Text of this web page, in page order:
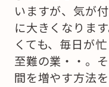
いますが、気が
に大きくなりま
くても、毎日が
至難の業・・。
間を増やす方法